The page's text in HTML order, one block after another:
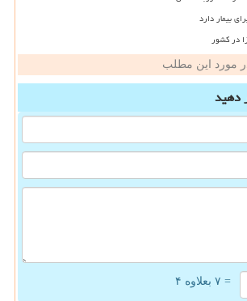
بیمار دارد
در کشور
مورد این مطلب
دهید
= ۷ بعلاوه ۴